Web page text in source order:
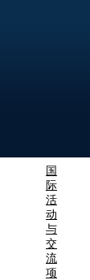
国
际
活
动
与
交
流
项